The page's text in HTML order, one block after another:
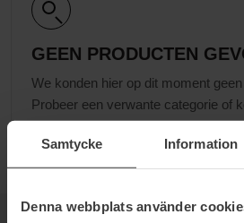
Samtycke Information
Denna webbplats använder
GEEN PRODUCTEN
We konden hier op dit moment
Probeer een verwante categorie of